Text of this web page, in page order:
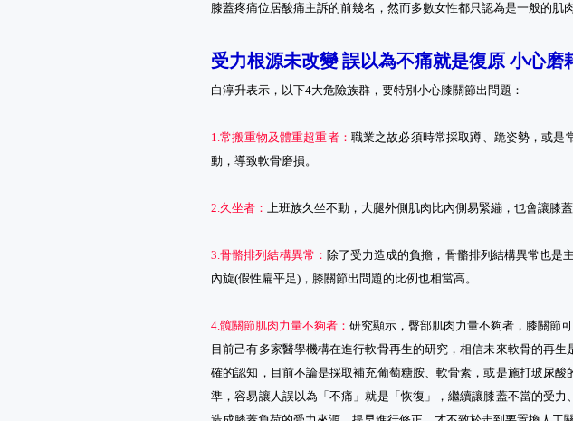
膝蓋疼痛位居酸痛主訴的前幾名，然而多數女性都只認為是一般的肌
受力根源未改變 誤以為不痛就是復原 小心磨
白淳升表示，以下4大危險族群，要特別小心膝關節出問題：
1.常搬重物及體重超重者： 職業之故必須時常採取蹲、跪姿勢，或是
動，導致軟骨磨損。
2.久坐者：上班族久坐不動，大腿外側肌肉比內側易緊繃，也會讓膝
3.骨骼排列結構異常： 除了受力造成的負擔，骨骼排列結構異常也是
內旋(假性扁平足)，膝關節出問題的比例也相當高。
4.髖關節肌肉力量不夠者：研究顯示，臀部肌肉力量不夠者，膝關節
目前己有多家醫學機構在進行軟骨再生的研究，相信未來軟骨的再
確的認知，目前不論是採取補充葡萄糖胺、軟骨素，或是施打玻尿
準，容易讓人誤以為「不痛」就是「恢復」，繼續讓膝蓋不當的受